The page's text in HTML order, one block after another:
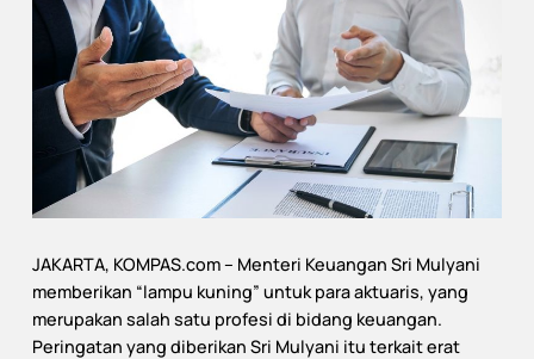
JAKARTA, KOMPAS.com – Menteri Keuangan Sri Mulyani
memberikan “lampu kuning” untuk para aktuaris, yang
merupakan salah satu profesi di bidang keuangan.
Peringatan yang diberikan Sri Mulyani itu terkait erat